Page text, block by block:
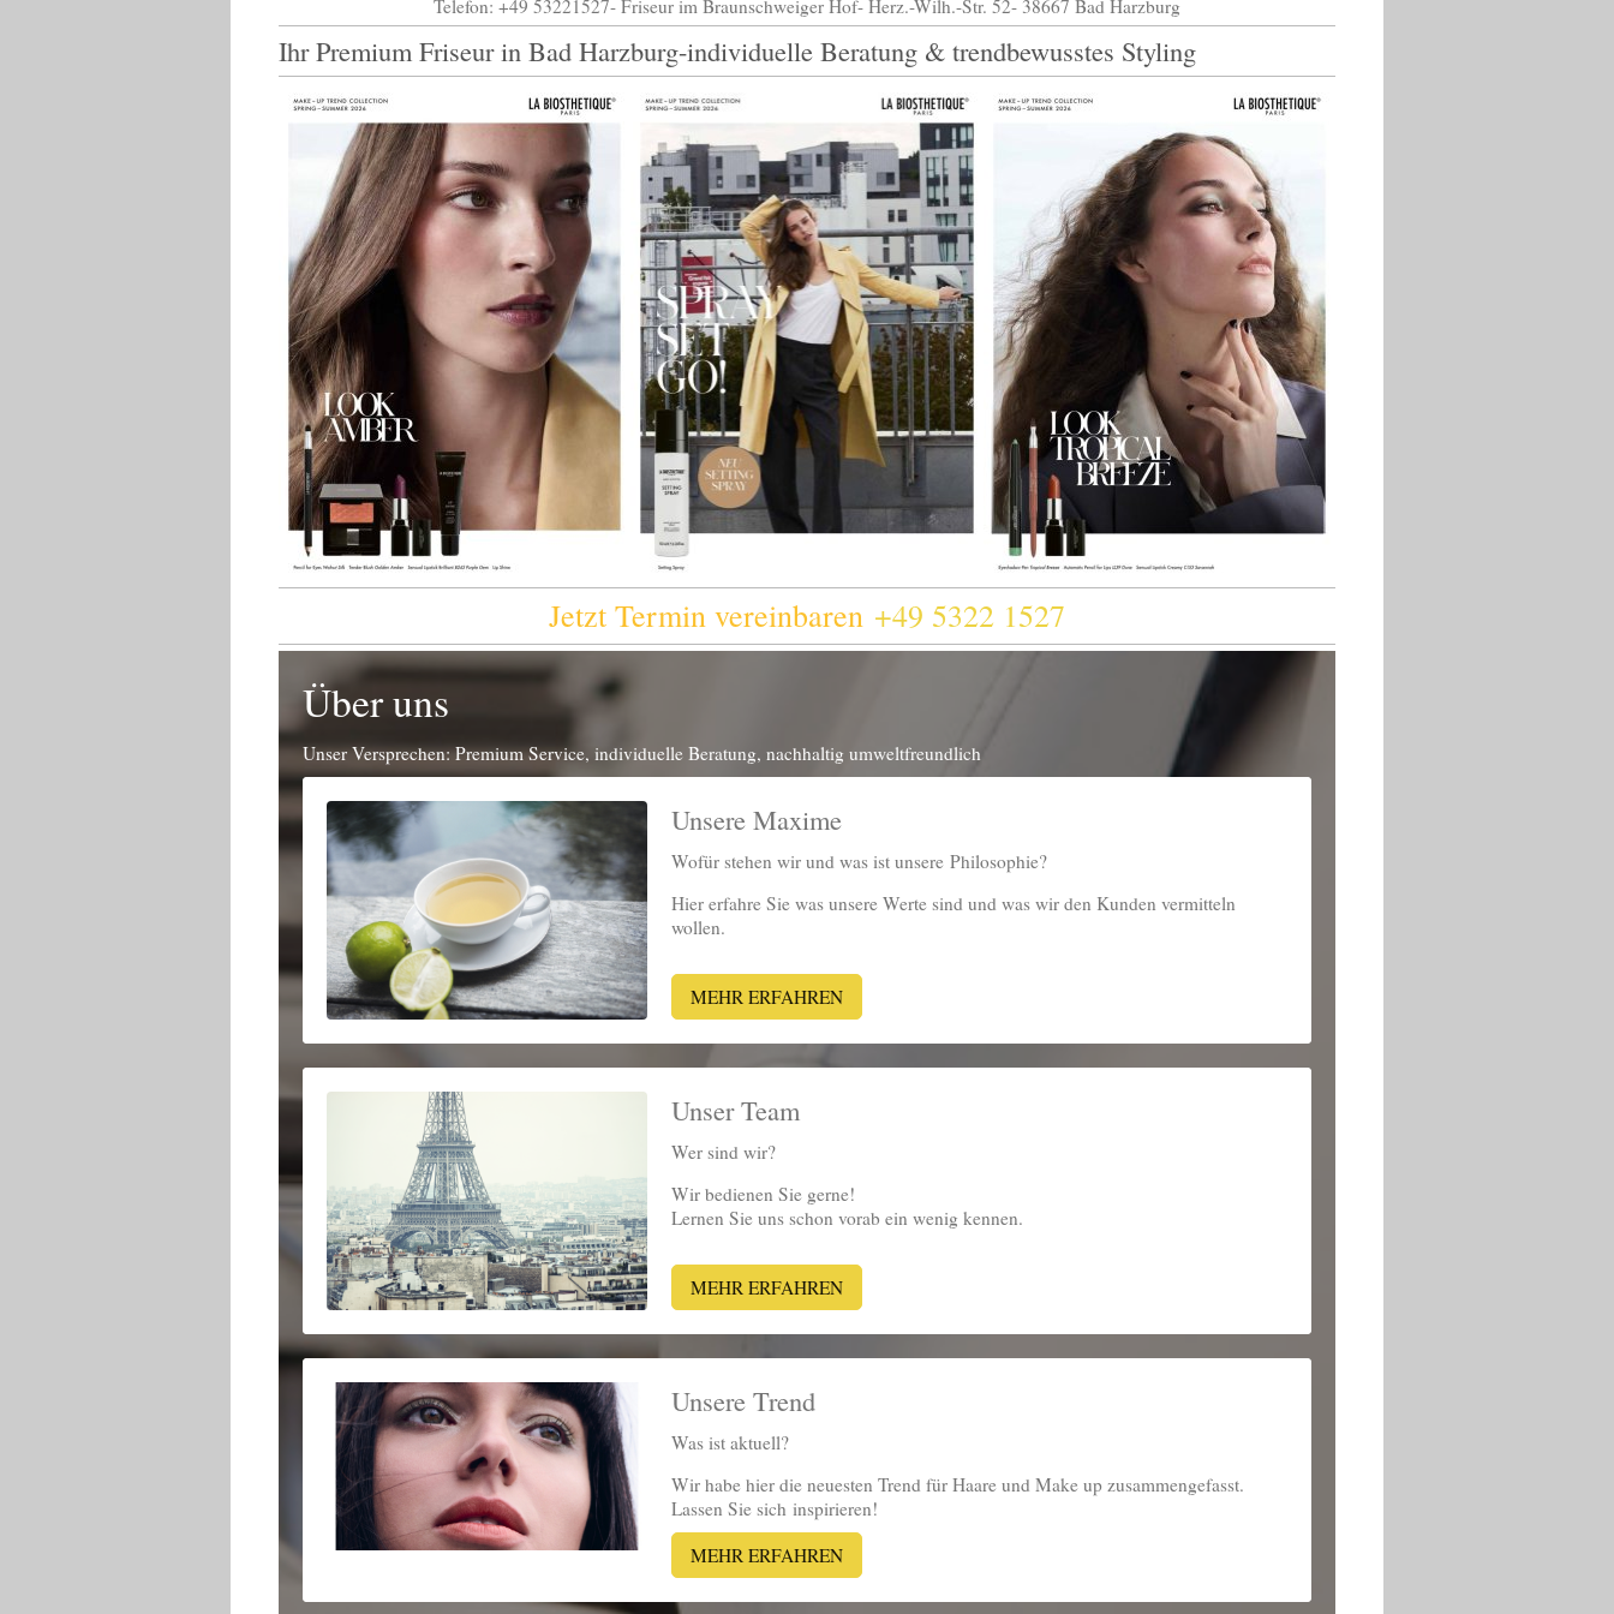
Telefon: +49 53221527- Friseur im Braunschweiger Hof- Herz.-Wilh.-Str. 52- 38667 Bad Harzburg
Ihr Premium Friseur in Bad Harzburg-individuelle Beratung & trendbewusstes Styling
Jetzt Termin vereinbaren +49 5322 1527
Über uns
Unser Versprechen: Premium Service, individuelle Beratung, nachhaltig umweltfreundlich
Unsere Maxime
Wofür stehen wir und was ist unsere Philosophie?
Hier erfahre Sie was unsere Werte sind und was wir den Kunden vermitteln
wollen.
MEHR ERFAHREN
Unser Team
Wer sind wir?
Wir bedienen Sie gerne!
Lernen Sie uns schon vorab ein wenig kennen.
MEHR ERFAHREN
Unsere Trend
Was ist aktuell?
Wir habe hier die neuesten Trend für Haare und Make up zusammengefasst.
Lassen Sie sich inspirieren!
MEHR ERFAHREN